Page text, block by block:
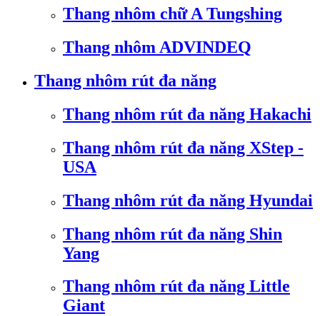
Thang nhôm chữ A Tungshing
Thang nhôm ADVINDEQ
Thang nhôm rút đa năng
Thang nhôm rút đa năng Hakachi
Thang nhôm rút đa năng XStep -
USA
Thang nhôm rút đa năng Hyundai
Thang nhôm rút đa năng Shin
Yang
Thang nhôm rút đa năng Little
Giant